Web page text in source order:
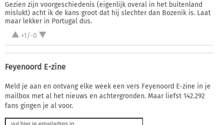
Gezien zijn voorgeschiedenis (eigenlijk overal in het buitenland
mislukt) acht ik de kans groot dat hij slechter dan Bozenik is. Laat
maar lekker in Portugal dus.
+1/-0
Feyenoord E-zine
Meld je aan en ontvang elke week een vers Feyenoord E-zine in je
mailbox met al het nieuws en achtergronden. Maar liefst 142.292
fans gingen je al voor.